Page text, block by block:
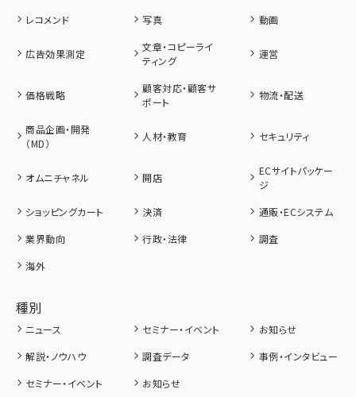
レコメンド
写真 動画
広告効果測定
文章・コピーライ
ティング
運営
価格戦略
顧客対応・顧客サ
ポート
物流・配送
商品企画・開発
（MD）
人材・教育 セキュリティ
オムニチャネル 開店
ECサイトパッケー
ジ
ショッピングカート
決済
通販・ECシステム
業界動向
行政・法律
調査
海外
種別
ニュース セミナー・イベント
お知らせ
解説・ノウハウ
調査データ
事例・インタビュー
セミナー・イベント
お知らせ